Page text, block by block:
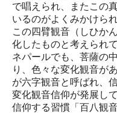
で唱えられ、またこの
いるのがよくみかけられ
この四臂観音（しひか
化したものと考えられて
ネパールでも、菩薩の
り、色々な変化観音が
が六字観音と呼ばれ、
変化観音信仰が発展し
信仰する習慣「百八観